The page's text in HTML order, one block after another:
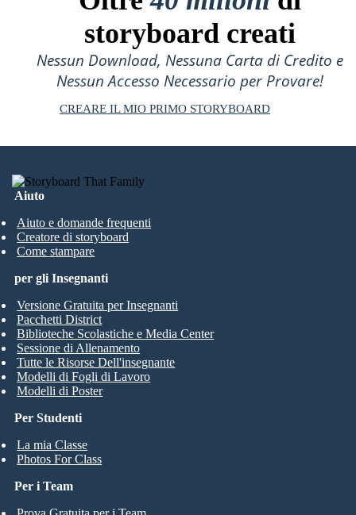
storyboard creati
Nessun Download, Nessuna Carta di Credito e
Nessun Accesso Necessario per Provare!
CREARE IL MIO PRIMO STORYBOARD
Aiuto
Aiuto e domande frequenti
Creatore di storyboard
Come stampare
Per Studenti
La mia Classe
Photos For Class
per gli Insegnanti
Versione Gratuita per Insegnanti
Pacchetti District
Biblioteche Scolastiche e Media Center
Sessione di Allenamento
Tutte le Risorse Dell'insegnante
Modelli di Fogli di Lavoro
Modelli di Poster
Per i Team